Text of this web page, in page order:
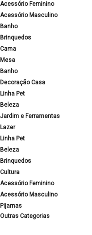
Acessório Feminino
Acessório Masculino
Banho
Brinquedos
Cama
Mesa
Banho
Decoração Casa
Linha Pet
Beleza
Jardim e Ferramentas
Lazer
Linha Pet
Beleza
Brinquedos
Cultura
Acessório Feminino
Acessório Masculino
Pijamas
Outras Categorias